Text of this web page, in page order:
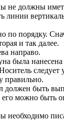
не должны
линии
по порядку.
и так далее.
направо.
была
правильно.
должен быть
можно быть
необходимо